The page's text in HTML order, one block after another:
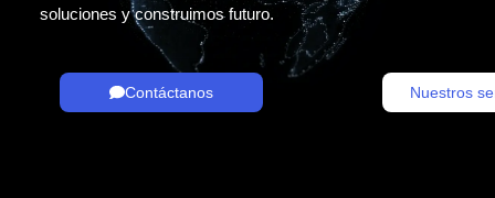
soluciones y construimos futuro.
Contáctanos Nuestros